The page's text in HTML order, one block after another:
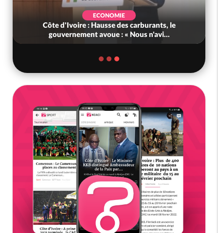
ECONOMIE
Côte d'Ivoire : Hausse des carburants, le
gouvernement avoue : « Nous n'avi...